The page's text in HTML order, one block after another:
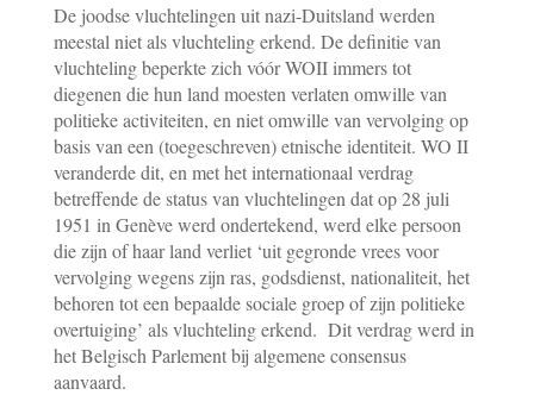
De joodse vluchtelingen uit nazi-Duitsland werden
meestal niet als vluchteling erkend. De definitie van
vluchteling beperkte zich vóór WOII immers tot
diegenen die hun land moesten verlaten omwille van
politieke activiteiten, en niet omwille van vervolging op
basis van een (toegeschreven) etnische identiteit. WO II
veranderde dit, en met het internationaal verdrag
betreffende de status van vluchtelingen dat op 28 juli
1951 in Genève werd ondertekend, werd elke persoon
die zijn of haar land verliet ‘uit gegronde vrees voor
vervolging wegens zijn ras, godsdienst, nationaliteit, het
behoren tot een bepaalde sociale groep of zijn politieke
overtuiging’ als vluchteling erkend. Dit verdrag werd in
het Belgisch Parlement bij algemene consensus
aanvaard.